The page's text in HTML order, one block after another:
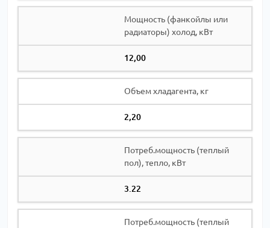
Мощность (фанкойлы или
радиаторы) холод, кВт
12,00
Объем хладагента, кг
2,20
Потреб.мощность (теплый
пол), тепло, кВт
3.22
Потреб.мощность (теплый